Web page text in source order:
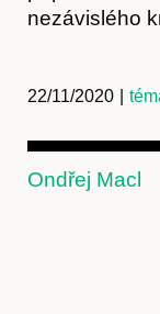
nezávislého
22/11/2020
Ondřej Macl